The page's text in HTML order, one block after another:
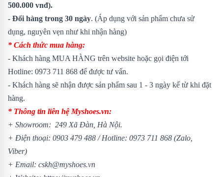
500.000 vnđ).
- Đổi hàng trong 30 ngày. (Áp dụng với sản phẩm chưa sử
dụng, nguyên vẹn như khi nhận hàng)
* Cách thức mua hàng:
- Khách hàng MUA HÀNG trên website hoặc gọi điện tới
Hotline: 0973 711 868 để được tư vấn.
- Khách hàng sẽ nhận được sản phẩm sau 1 - 3 ngày kể từ khi đặt
hàng.
* Thông tin liên hệ Myshoes.vn:
+ Showroom: 249 Xã Đàn, Hà Nội.
+ Điện thoại: 0903 479 488 / Hotline: 0973 711 868 (Zalo,
Viber)
+ Email: cskh@myshoes.vn